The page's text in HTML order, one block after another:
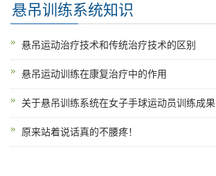
悬吊训练系统知识
悬吊运动治疗技术和传统治疗技术的区别
悬吊运动训练在康复治疗中的作用
关于悬吊训练系统在女子手球运动员训练成果
原来站着说话真的不腰疼！